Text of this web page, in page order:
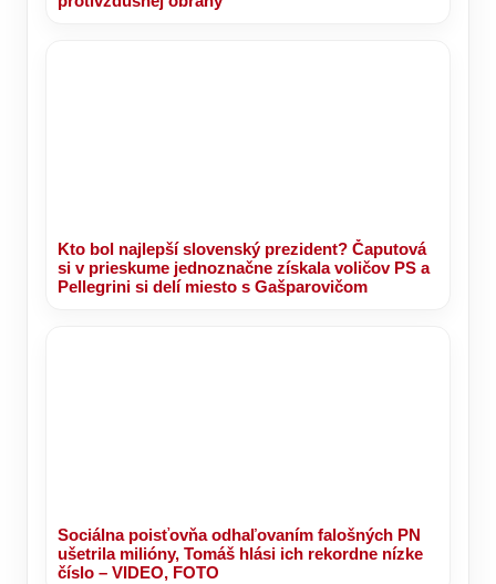
Kto bol najlepší slovenský prezident? Čaputová
si v prieskume jednoznačne získala voličov PS a
Pellegrini si delí miesto s Gašparovičom
Sociálna poisťovňa odhaľovaním falošných PN
ušetrila milióny, Tomáš hlási ich rekordne nízke
číslo – VIDEO, FOTO